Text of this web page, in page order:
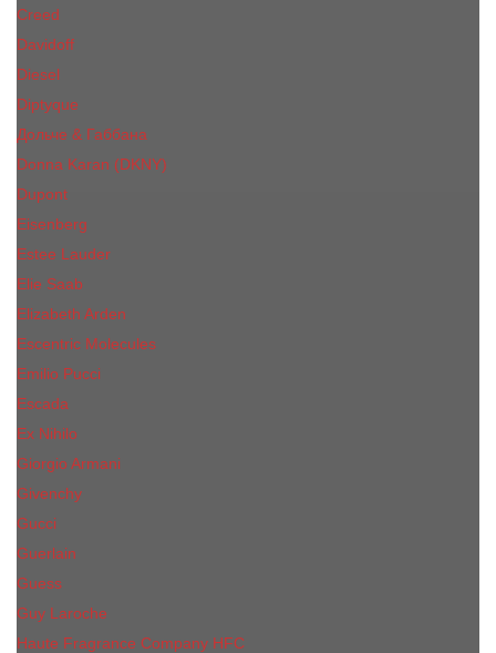
Creed
Davidoff
Diesel
Diptyque
Дольче & Габбана
Donna Karan (DKNY)
Dupont
Eisenberg
Еsteе Lаudеr
Elie Saab
Elizabeth Arden
Escentric Molecules
Emilio Pucci
Escada
Ex Nihilo
Giorgio Armani
Givenchy
Gucci
Guerlain
Guess
Guy Laroche
Haute Fragrance Company HFC